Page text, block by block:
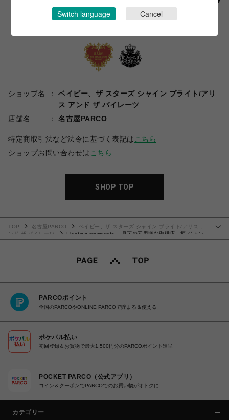
ショップ名
ベイビー、ザ スターズ シャイン ブライト/アリ
ス アンド ザ パイレーツ
店舗名
名古屋PARCO
特定商取引法など法令に基づく表記は こちら
ショップお問い合わせは こちら
SHOP TOP
TOP 名古屋PARCO
ベイビー、ザ スターズ シャイン ブライト/アリス ア
ンド ザ パイレーツ
Fleeting morments ～月下の不思議な珈琲店～柄 ジャン
パースカートⅡ（キャメル）
PARCOポイント
全国のPARCOやONLINE PARCOで貯まる＆使える
ポケパル払い
初回登録＆お買物で最大1,500円分のPARCOポイント進呈
POCKET PARCO（公式アプリ）
コイン＆クーポンでPARCOでのお買い物がオトクに
カテゴリー
Switch language Cancel